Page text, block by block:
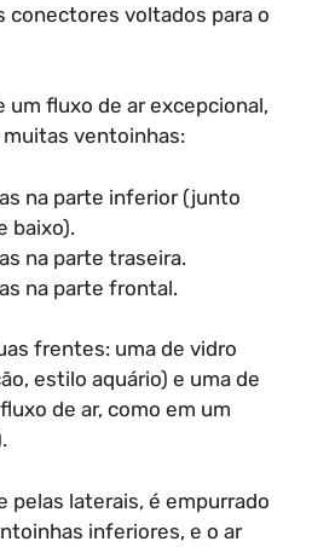
conectores voltados para o
fluxo de ar excepcional,
ventoinhas:
na parte inferior (junto
baixo).
na parte traseira.
na parte frontal.
frentes: uma de vidro
estilo aquário) e uma de
de ar, como em um
pelas laterais, é empurrado
inferiores, e o ar